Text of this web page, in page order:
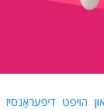
הויפּט דיפעראַנסיז